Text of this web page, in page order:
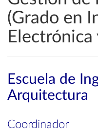
(Grado en
Escuela de
Arquitectura
Coordinador